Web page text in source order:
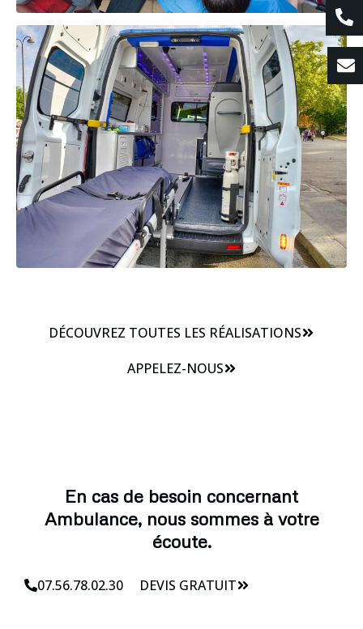
DÉCOUVREZ TOUTES LES RÉALISATIONS
APPELEZ-NOUS
En cas de besoin concernant
Ambulance, nous sommes à votre
écoute.
07.56.78.02.30 DEVIS GRATUIT